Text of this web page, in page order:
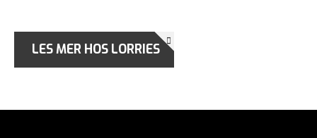
LES MER HOS LORRIES